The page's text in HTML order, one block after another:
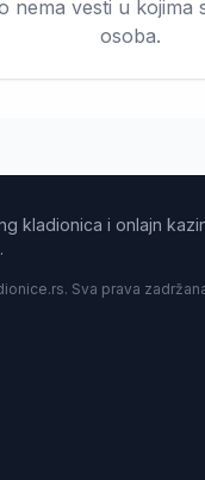
nema vesti u kojima
osoba.
kladionica i onlajn
Sva prava